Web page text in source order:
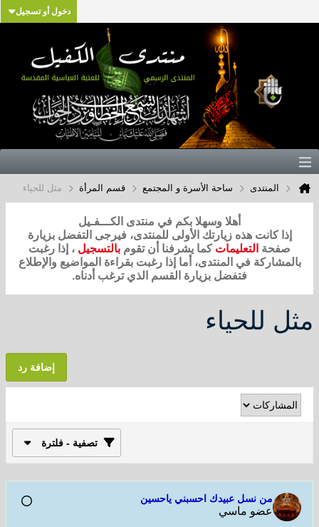
دخول أو تسجيل
المنتدى ساحة الأسرة و المجتمع قسم المرأة مثل للحياء
أهلا وسهلا بكم في منتدى الكـــفـيل
إذا كانت هذه زيارتك الأولى للمنتدى، فيرجى التفضل بزيارة
صفحة التعليمات كما يشرفنا أن تقوم بالتسجيل ، إذا رغبت
بالمشاركة في المنتدى، أما إذا رغبت بقراءة المواضيع والإطلاع
فتفضل بزيارة القسم الذي ترغب أدناه.
مثل للحياء
إضافة رد
تصفية - فلترة
من نسل عبيدك احسبني ياحسين
عضو ماسي